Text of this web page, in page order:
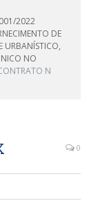
2022
DE
URBANÍSTICO,
NO
N
0